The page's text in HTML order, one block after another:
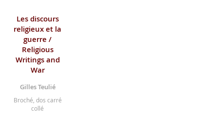
Les discours
religieux et la
guerre /
Religious
Writings and
War
Gilles Teulié
Broché, dos carré
collé